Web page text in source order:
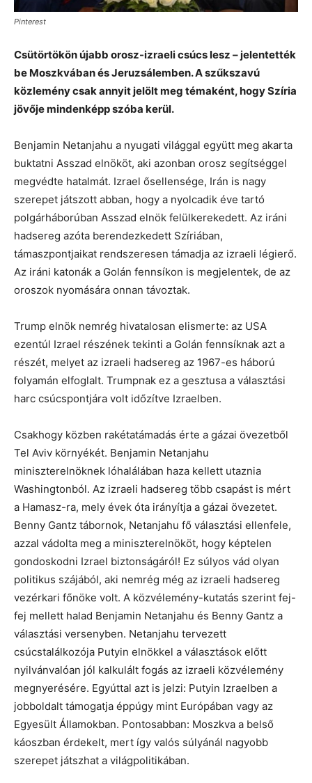
Pinterest
Csütörtökön újabb orosz-izraeli csúcs lesz – jelentették
be Moszkvában és Jeruzsálemben. A szűkszavú
közlemény csak annyit jelölt meg témaként, hogy Szíria
jövője mindenképp szóba kerül.
Benjamin Netanjahu a nyugati világgal együtt meg akarta
buktatni Asszad elnököt, aki azonban orosz segítséggel
megvédte hatalmát. Izrael ősellensége, Irán is nagy
szerepet játszott abban, hogy a nyolcadik éve tartó
polgárháborúban Asszad elnök felülkerekedett. Az iráni
hadsereg azóta berendezkedett Szíriában,
támaszpontjaikat rendszeresen támadja az izraeli légierő.
Az iráni katonák a Golán fennsíkon is megjelentek, de az
oroszok nyomására onnan távoztak.
Trump elnök nemrég hivatalosan elismerte: az USA
ezentúl Izrael részének tekinti a Golán fennsíknak azt a
részét, melyet az izraeli hadsereg az 1967-es háború
folyamán elfoglalt. Trumpnak ez a gesztusa a választási
harc csúcspontjára volt időzítve Izraelben.
Csakhogy közben rakétatámadás érte a gázai övezetből
Tel Aviv környékét. Benjamin Netanjahu
miniszterelnöknek lóhalálában haza kellett utaznia
Washingtonból. Az izraeli hadsereg több csapást is mért
a Hamasz-ra, mely évek óta irányítja a gázai övezetet.
Benny Gantz tábornok, Netanjahu fő választási ellenfele,
azzal vádolta meg a miniszterelnököt, hogy képtelen
gondoskodni Izrael biztonságáról! Ez súlyos vád olyan
politikus szájából, aki nemrég még az izraeli hadsereg
vezérkari főnöke volt. A közvélemény-kutatás szerint fej-
fej mellett halad Benjamin Netanjahu és Benny Gantz a
választási versenyben. Netanjahu tervezett
csúcstalálkozója Putyin elnökkel a választások előtt
nyilvánvalóan jól kalkulált fogás az izraeli közvélemény
megnyerésére. Egyúttal azt is jelzi: Putyin Izraelben a
jobboldalt támogatja éppúgy mint Európában vagy az
Egyesült Államokban. Pontosabban: Moszkva a belső
káoszban érdekelt, mert így valós súlyánál nagyobb
szerepet játszhat a világpolitikában.